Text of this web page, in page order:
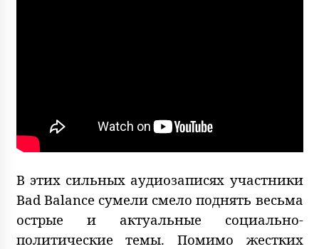
В этих сильных аудиозаписях участники
Bad Balance сумели смело поднять весьма
острые и актуальные социально-
политические темы. Помимо жестких